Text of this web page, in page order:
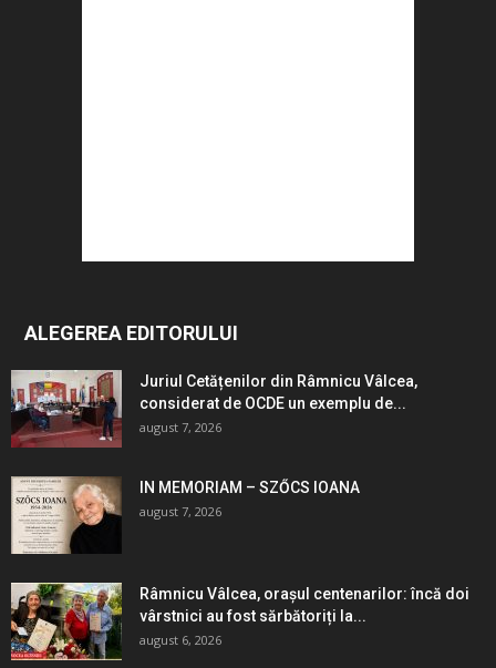
ALEGEREA EDITORULUI
Juriul Cetățenilor din Râmnicu Vâlcea,
considerat de OCDE un exemplu de...
august 7, 2026
IN MEMORIAM – SZŐCS IOANA
august 7, 2026
Râmnicu Vâlcea, orașul centenarilor: încă doi
vârstnici au fost sărbătoriți la...
august 6, 2026